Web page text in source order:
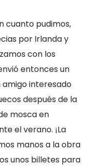
cuanto pudimos,
por Irlanda y
con los
entonces un
interesado
después de la
mosca en
el verano. ¡La
manos a la obra
unos billetes para